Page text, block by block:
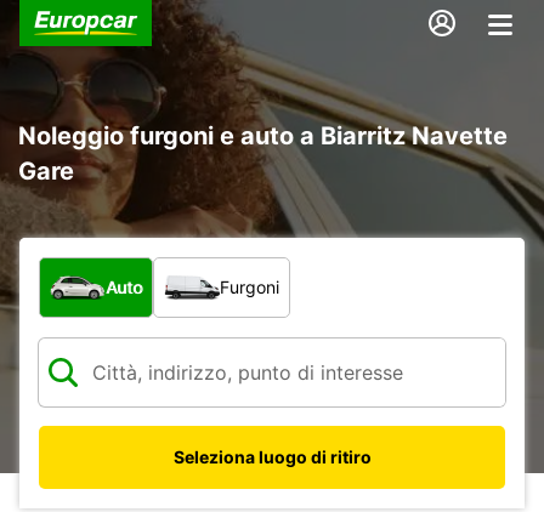
Noleggio furgoni e auto a Biarritz Navette
Gare
Scegli la tipologia di veicolo:
Auto Furgoni
Seleziona luogo di ritiro